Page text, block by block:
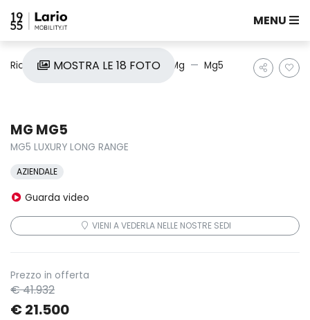
MENU
Ricerca auto Nuove e Km0 Mg Mg5
MOSTRA LE 18 FOTO
MG MG5
MG5 LUXURY LONG RANGE
AZIENDALE
Guarda video
VIENI A VEDERLA NELLE NOSTRE SEDI
Prezzo in offerta
€ 41.932
€ 21.500